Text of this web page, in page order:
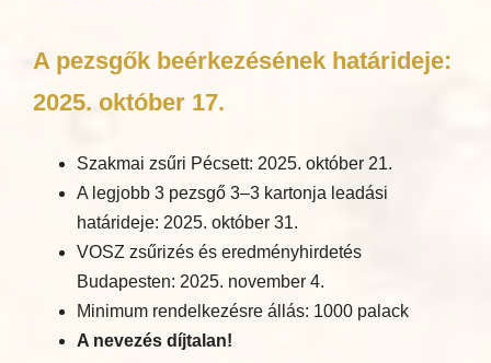
A pezsgők beérkezésének határideje:
2025. október 17.
Szakmai zsűri Pécsett: 2025. október 21.
A legjobb 3 pezsgő 3–3 kartonja leadási
határideje: 2025. október 31.
VOSZ zsűrizés és eredményhirdetés
Budapesten: 2025. november 4.
Minimum rendelkezésre állás: 1000 palack
A nevezés díjtalan!